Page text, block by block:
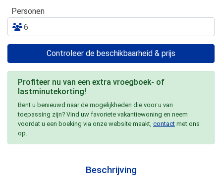
Personen
Controleer de beschikbaarheid & prijs
Profiteer nu van een extra vroegboek- of
lastminutekorting!
Bent u benieuwd naar de mogelijkheden die voor u van
toepassing zijn? Vind uw favoriete vakantiewoning en neem
voordat u een boeking via onze website maakt, contact met ons
op.
Beschrijving